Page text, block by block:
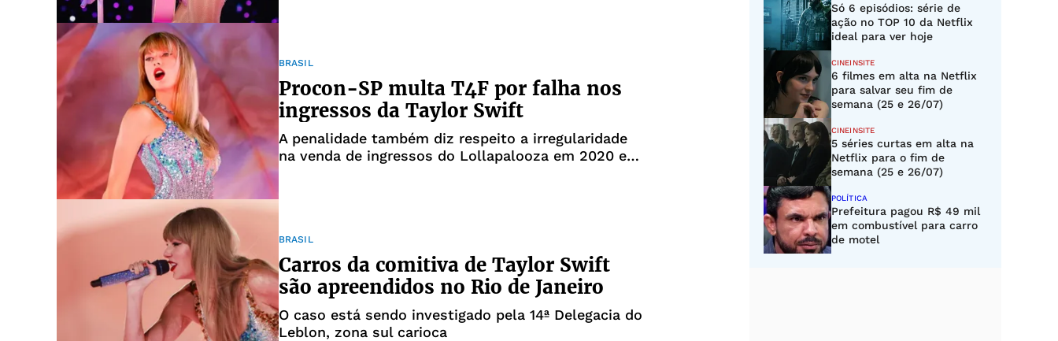
BRASIL
Procon-SP multa T4F por falha nos
ingressos da Taylor Swift
A penalidade também diz respeito a irregularidade
na venda de ingressos do Lollapalooza em 2020 e
BRASIL
Carros da comitiva de Taylor Swift
são apreendidos no Rio de Janeiro
O caso está sendo investigado pela 14ª Delegacia do
Leblon, zona sul carioca
Só 6 episódios: série de
ação no TOP 10 da Netflix
ideal para ver hoje
CINEINSITE
6 filmes em alta na Netflix
para salvar seu fim de
semana (25 e 26/07)
CINEINSITE
5 séries curtas em alta na
Netflix para o fim de
semana (25 e 26/07)
POLÍTICA
Prefeitura pagou R$ 49 mil
em combustível para carro
de motel